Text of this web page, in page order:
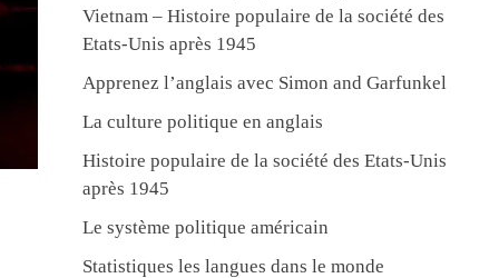
Vietnam – Histoire populaire de la société des
Etats-Unis après 1945
Apprenez l’anglais avec Simon and Garfunkel
La culture politique en anglais
Histoire populaire de la société des Etats-Unis
après 1945
Le système politique américain
Statistiques les langues dans le monde